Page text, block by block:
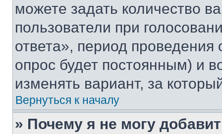
можете задать количество
пользователи при
ответа», период проведения
опрос будет постоянным) и
изменять вариант, за
Вернуться к началу
» Почему я не могу